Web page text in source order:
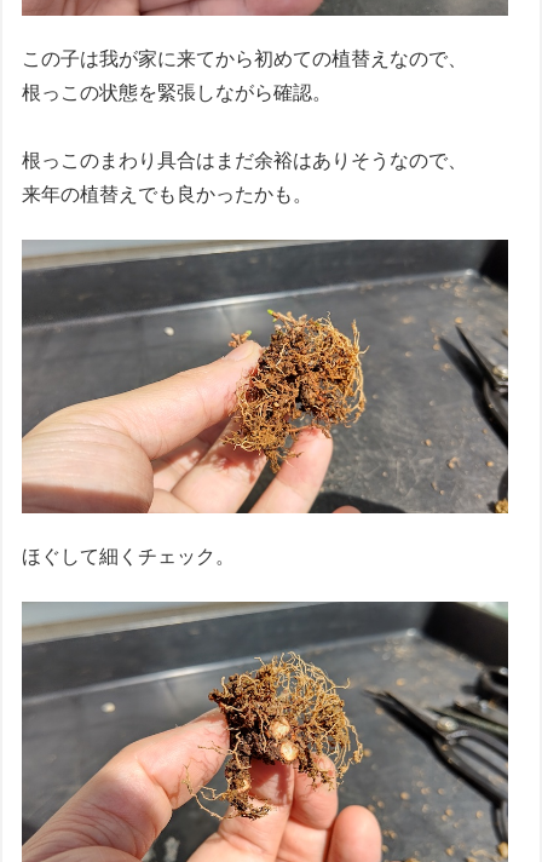
この子は我が家に来てから初めての植替えなので、
根っこの状態を緊張しながら確認。
根っこのまわり具合はまだ余裕はありそうなので、
来年の植替えでも良かったかも。
ほぐして細くチェック。